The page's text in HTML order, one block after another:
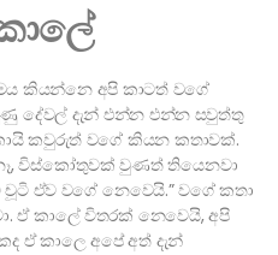
කියන්නෙ අපි කාටත් වගේ
දේවල් දැන් එන්න එන්න සවුත්තු
කවුරුත් වගේ කියන කතාවක්.
විස්කෝතුවක් වුණත් තියෙනවා
ඒව වගේ නෙවෙයි.” වගේ කතා
ඒ කාලේ විතරක් නෙවෙයි, අපි
ඒ කාලෙ අපේ අත් දැන්